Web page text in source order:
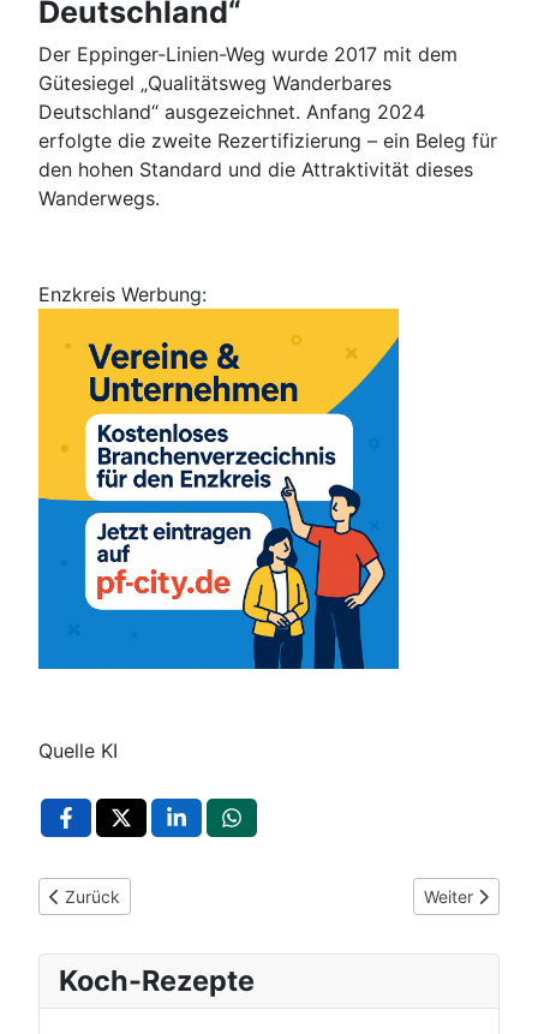
Deutschland“
Der Eppinger-Linien-Weg wurde 2017 mit dem
Gütesiegel „Qualitätsweg Wanderbares
Deutschland“ ausgezeichnet. Anfang 2024
erfolgte die zweite Rezertifizierung – ein Beleg für
den hohen Standard und die Attraktivität dieses
Wanderwegs.
Enzkreis Werbung:
Quelle KI
Vorheriger Beitrag: Enztalbahn: Moderne Stadtbahn
Zurück Nächster
Weiter
Koch-Rezepte